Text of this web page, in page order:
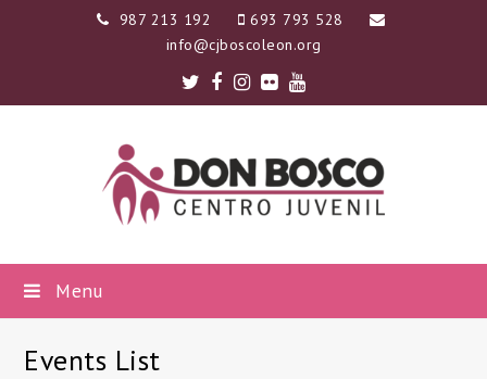
987 213 192
693 793 528
info@cjboscoleon.org
Twitter
Facebook
Instagram
FlickrYoutube
Menu
Events List